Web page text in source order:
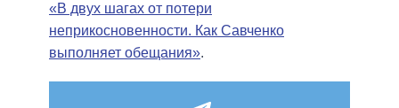
«В двух шагах от потери
неприкосновенности. Как Савченко
выполняет обещания».